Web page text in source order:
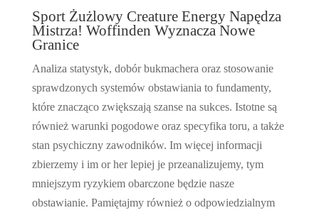
Sport Żużlowy Creature Energy Napędza
Mistrza! Woffinden Wyznacza Nowe
Granice
Analiza statystyk, dobór bukmachera oraz stosowanie
sprawdzonych systemów obstawiania to fundamenty,
które znacząco zwiększają szanse na sukces. Istotne są
również warunki pogodowe oraz specyfika toru, a także
stan psychiczny zawodników. Im więcej informacji
zbierzemy i im or her lepiej je przeanalizujemy, tym
mniejszym ryzykiem obarczone będzie nasze
obstawianie. Pamiętajmy również o odpowiedzialnym